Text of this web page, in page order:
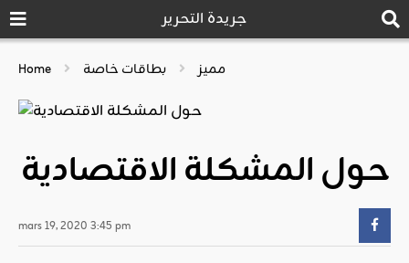
جريدة التحرير
Home مميز بطاقات خاصة
حول المشكلة الاقتصادية
mars 19, 2020 3:45 pm